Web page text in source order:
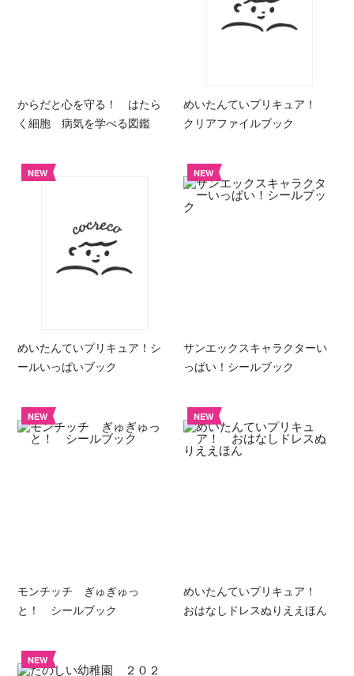
からだと心を守る！ はたら
く細胞 病気を学べる図鑑
めいたんていプリキュア！
クリアファイルブック
NEW
めいたんていプリキュア！シ
ールいっぱいブック
NEW
サンエックスキャラクターい
っぱい！シールブック
NEW
モンチッチ ぎゅぎゅっ
と！ シールブック
NEW
めいたんていプリキュア！
おはなしドレスぬりええほん
NEW